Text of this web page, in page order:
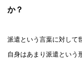
か？
派遣という言葉に対して
自身はあまり派遣という